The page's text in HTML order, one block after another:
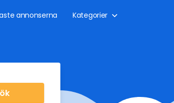
annonserna Kategorier